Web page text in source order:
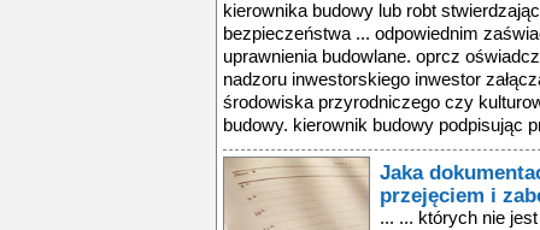
kierownika budowy lub robt
bezpieczeństwa ... odpowiednim
uprawnienia budowlane. oprcz
nadzoru inwestorskiego inwestor
środowiska przyrodniczego czy
budowy. kierownik budowy podpisując
Jaka
przejęciem i
... ... których nie